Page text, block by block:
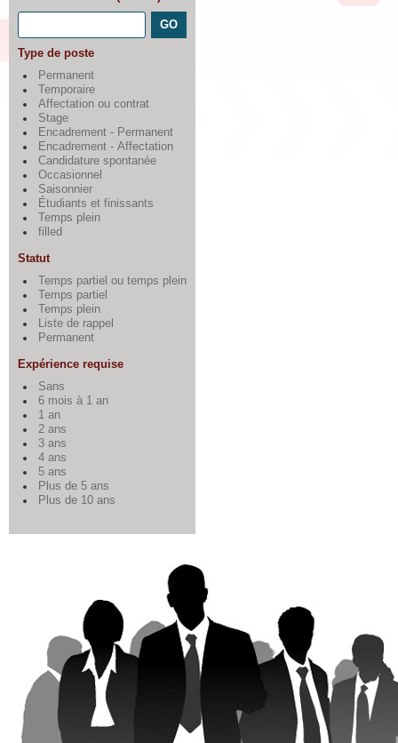
Type de poste
Permanent
Temporaire
Affectation ou contrat
Stage
Encadrement - Permanent
Encadrement - Affectation
Candidature spontanée
Occasionnel
Saisonnier
Étudiants et finissants
Temps plein
filled
Statut
Temps partiel ou temps plein
Temps partiel
Temps plein
Liste de rappel
Permanent
Expérience requise
Sans
6 mois à 1 an
1 an
2 ans
3 ans
4 ans
5 ans
Plus de 5 ans
Plus de 10 ans